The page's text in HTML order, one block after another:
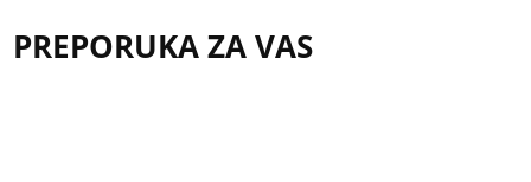
PREPORUKA ZA VAS